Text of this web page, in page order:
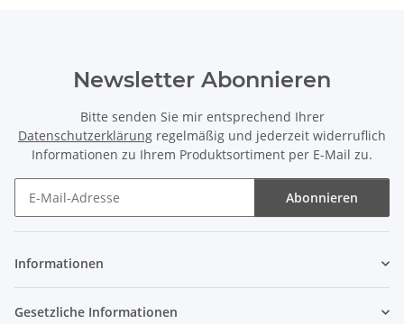
Newsletter Abonnieren
Bitte senden Sie mir entsprechend Ihrer
Datenschutzerklärung regelmäßig und jederzeit widerruflich
Informationen zu Ihrem Produktsortiment per E-Mail zu.
Abonnieren
Informationen
Gesetzliche Informationen